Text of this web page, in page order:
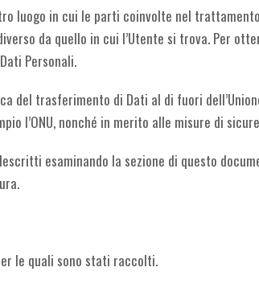
luogo in cui le parti coinvolte nel
da quello in cui l’Utente si trova. Per
Personali.
trasferimento di Dati al di fuori
l’ONU, nonché in merito alle misure di
esaminando la sezione di questo
le quali sono stati raccolti.